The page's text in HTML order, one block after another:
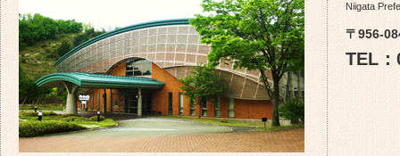
Niigata
〒956-
TEL